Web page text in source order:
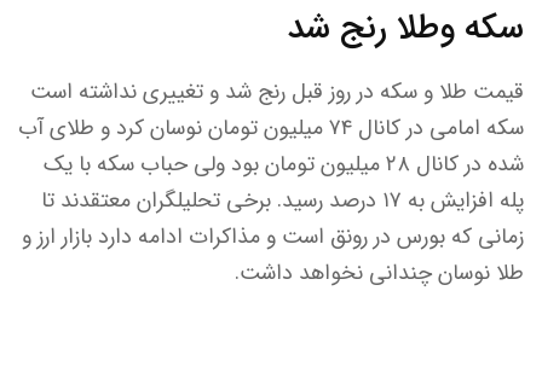
سکه وطلا رنج شد
قیمت طلا و سکه در روز قبل رنج شد و تغییری نداشته است
سکه امامی در کانال ۷۴ میلیون تومان نوسان کرد و طلای آب
شده در کانال ۲۸ میلیون تومان بود ولی حباب سکه با یک
پله افزایش به ۱۷ درصد رسید. برخی تحلیلگران معتقدند تا
زمانی که بورس در رونق است و مذاکرات ادامه دارد بازار ارز و
طلا نوسان چندانی نخواهد داشت.